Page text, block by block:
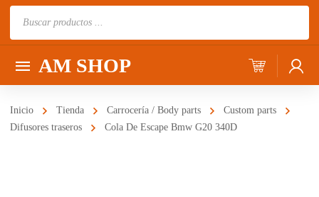
AM SHOP
Inicio Tienda Carrocería / Body parts
Custom parts
Difusores traseros
Cola De Escape Bmw G20 340D